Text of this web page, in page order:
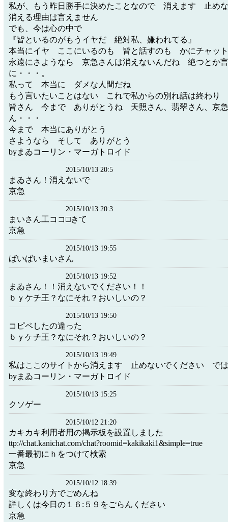
私が、もう昨日勝手に決めたことなので 消えます 止め
消える理由は言えません
でも、今は心の中で
『皆といるのがもうイヤだ 絶対私、嫌われてる』
本当にイヤ ここにいるのも 皆と話すのも かにチャッ
永遠にさようなら 京急さんは消えないんだね 絶つとか
に・・・。
私って 本当に ダメな人間だね
もう言いたいことはない これで私からの別れ話は終わり
皆さん 今まで ありがとうね 天照さん、翡翠さん、京急
ん・・・
今まで 本当にありがとう
さようなら そして ありがとう
byまゐコーリン・マーガトロイド
2015/10/13 20:5
まゐさん！消えないで
京急
2015/10/13 20:3
まいさん工ココ□きて
京急
2015/10/13 19:55
ばいばいまいさん
2015/10/13 19:52
まゐさん！！消えないでください！！
ｂｙケチ王？なにそれ？おいしいの？
2015/10/13 19:50
コピペしたの違った
ｂｙケチ王？なにそれ？おいしいの？
2015/10/13 19:49
私はここのサイトから消えます 止めないでください で
byまゐコーリン・マーガトロイド
2015/10/13 15:25
クソゲー
2015/10/12 21:20
カキカキ利用者用の掲示板を設置しました
ttp://chat.kanichat.com/chat?roomid=kakikaki1&simple=true
一番最初にｈをつけて検索
京急
2015/10/12 18:39
変な終わり方でごめんね
詳しくは今日の１６:５９をごらんください
京急